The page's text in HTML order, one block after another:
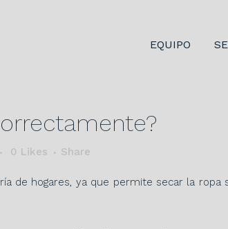
EQUIPO
0 Likes Share
de hogares, ya que permite secar la